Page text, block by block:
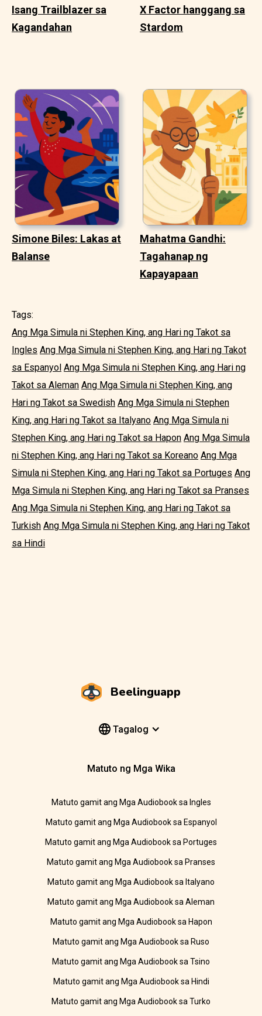
Isang Trailblazer sa
Kagandahan
X Factor hanggang sa
Stardom
Simone Biles: Lakas at
Balanse
Mahatma Gandhi:
Tagahanap ng
Kapayapaan
Tags:
Ang Mga Simula ni Stephen King, ang Hari ng Takot sa
Ingles Ang Mga Simula ni Stephen King, ang Hari ng Takot
sa Espanyol Ang Mga Simula ni Stephen King, ang Hari ng
Takot sa Aleman Ang Mga Simula ni Stephen King, ang
Hari ng Takot sa Swedish Ang Mga Simula ni Stephen
King, ang Hari ng Takot sa Italyano Ang Mga Simula ni
Stephen King, ang Hari ng Takot sa Hapon Ang Mga Simula
ni Stephen King, ang Hari ng Takot sa Koreano Ang Mga
Simula ni Stephen King, ang Hari ng Takot sa Portuges Ang
Mga Simula ni Stephen King, ang Hari ng Takot sa Pranses
Ang Mga Simula ni Stephen King, ang Hari ng Takot sa
Turkish Ang Mga Simula ni Stephen King, ang Hari ng Takot
sa Hindi
Beelinguapp
Tagalog
Matuto ng Mga Wika
Matuto gamit ang Mga Audiobook sa Ingles
Matuto gamit ang Mga Audiobook sa Espanyol
Matuto gamit ang Mga Audiobook sa Portuges
Matuto gamit ang Mga Audiobook sa Pranses
Matuto gamit ang Mga Audiobook sa Italyano
Matuto gamit ang Mga Audiobook sa Aleman
Matuto gamit ang Mga Audiobook sa Hapon
Matuto gamit ang Mga Audiobook sa Ruso
Matuto gamit ang Mga Audiobook sa Tsino
Matuto gamit ang Mga Audiobook sa Hindi
Matuto gamit ang Mga Audiobook sa Turko